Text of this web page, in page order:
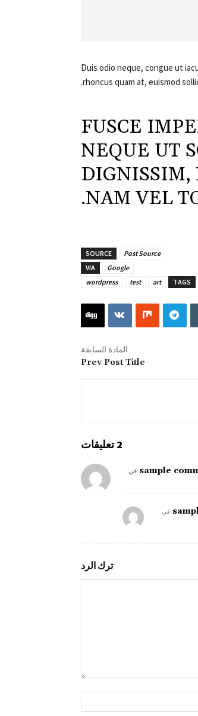
Duis odio neque, congue ut
rhoncus quam at, euismod
FUSCE
NEQUE UT
DIGNISSIM,
NAM VEL
SOURCE
Post Source
VIA
Google
TAGS
art
test
wordpress
المادة السابقة
Prev Post Title
2 تعليقات
sample في
في
ترك الرد